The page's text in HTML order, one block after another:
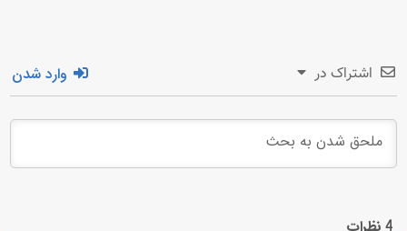
اشتراک در وارد شدن
4